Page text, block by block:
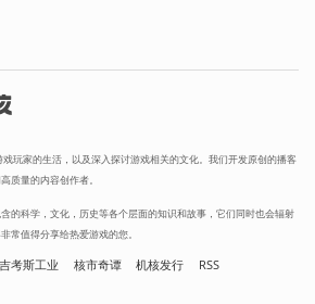
玩家的生活，以及深入探讨游戏相关的文化。我们开发原创的播客
质量的内容创作者。
的科学，文化，历史等各个层面的知识和故事，它们同时也会辐射
常值得分享给热爱游戏的您。
吉考斯工业 核市奇谭 机核发行 RSS